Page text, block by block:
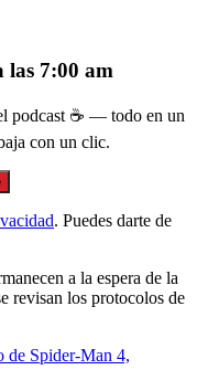
las 7:00 am
podcast ☕ — todo en un
con un clic.
. Puedes darte de
a la espera de la
revisan los protocolos de
de Spider-Man 4,